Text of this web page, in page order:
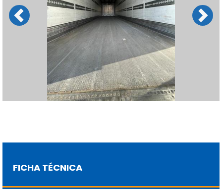
Previous Next
FICHA TÉCNICA